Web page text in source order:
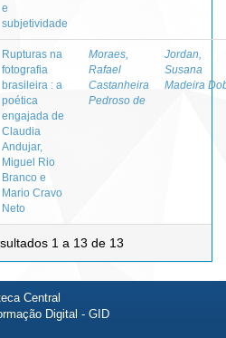
e
subjetividade
Rupturas na
fotografia
brasileira : a
poética
engajada de
Claudia
Andujar,
Miguel Rio
Branco e
Mario Cravo
Neto
Moraes,
Rafael
Castanheira
Pedroso de
Jordan,
Susana
Madeira
1 a 13 de 13
Central
Digital - GID